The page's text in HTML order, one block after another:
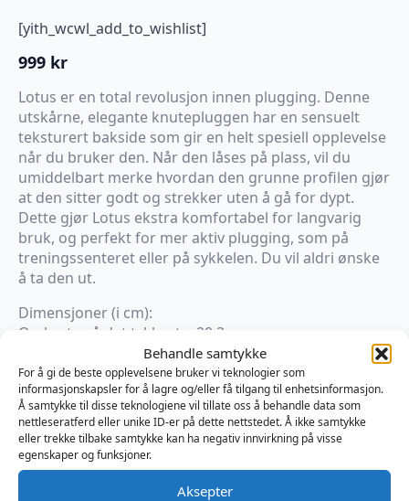
Behandle samtykke
For å gi de beste opplevelsene bruker vi teknologier som
informasjonskapsler for å lagre og/eller få tilgang til enhetsinformasjon.
Å samtykke til disse teknologiene vil tillate oss å behandle data som
nettleseratferd eller unike ID-er på dette nettstedet. Å ikke samtykke
eller trekke tilbake samtykke kan ha negativ innvirkning på visse
egenskaper og funksjoner.
Aksepter
[yith_wcwl_add_to_wishlist]
999 kr
Lotus er en total revolusjon innen plugging. Denne
utskårne, elegante knutepluggen har en sensuelt
teksturert bakside som gir en helt spesiell opplevelse
når du bruker den. Når den låses på plass, vil du
umiddelbart merke hvordan den grunne profilen gjør
at den sitter godt og strekker uten å gå for dypt.
Dette gjør Lotus ekstra komfortabel for langvarig
bruk, og perfekt for mer aktiv plugging, som på
treningssenteret eller på sykkelen. Du vil aldri ønske
å ta den ut.
Dimensjoner (i cm):
Omkrets på det tykkeste: 20,3
Tykkeste diameter: 6,4
Omkrets på det tynneste: 14
Tynneste Diameter: 4,5
Innførbar lengde: 11,4
×